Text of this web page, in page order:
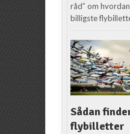
råd” om
billigste
Sådan
flybilletter